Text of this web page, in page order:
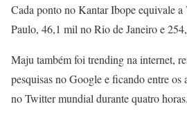
Cada ponto no Kantar Ibope equivale
Paulo, 46,1 mil no Rio de Janeiro e
Maju também foi trending na internet,
pesquisas no Google e ficando entre os
no Twitter mundial durante quatro horas.